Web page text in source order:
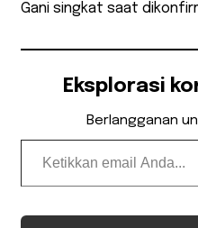
Gani singkat saat
Eksplorasi
Berlangganan
Ketikkan email Anda...